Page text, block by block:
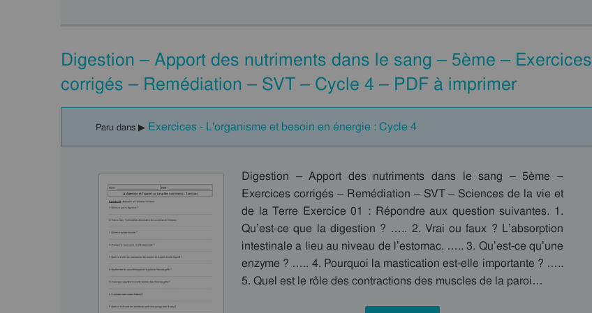
Digestion – Apport des nutriments dans le sang – 5ème – Exercices
corrigés – Remédiation – SVT – Cycle 4 – PDF à imprimer
Paru dans ▶ Exercices - L'organisme et besoin en énergie : Cycle 4
Digestion – Apport des nutriments dans le sang – 5ème –
Exercices corrigés – Remédiation – SVT – Sciences de la vie et
de la Terre Exercice 01 : Répondre aux question suivantes. 1.
Qu’est-ce que la digestion ? ….. 2. Vrai ou faux ? L’absorption
intestinale a lieu au niveau de l’estomac. ….. 3. Qu’est-ce qu’une
enzyme ? ….. 4. Pourquoi la mastication est-elle importante ? …..
5. Quel est le rôle des contractions des muscles de la paroi…